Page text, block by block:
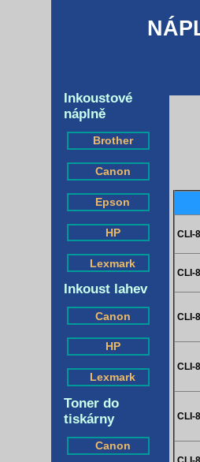
Inkoustové
náplně
Brother
Canon
Epson
HP
Lexmark
Inkoust lahev
Canon
HP
Lexmark
Toner do
tiskárny
Canon
CLI-
CLI-
CLI-
CLI-
CLI-